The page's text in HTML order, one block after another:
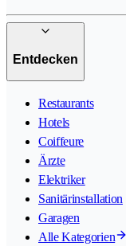
Entdecken
Restaurants
Hotels
Coiffeure
Ärzte
Elektriker
Sanitärinstallation
Garagen
Alle Kategorien